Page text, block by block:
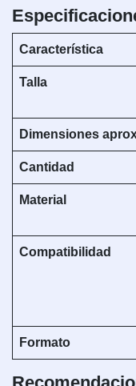
Característica
Talla
Dimensiones
Cantidad
Material
Compatibilidad
Formato